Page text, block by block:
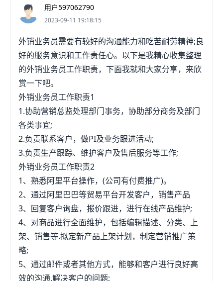
用户597062790
2023-09-11 19:18:15
外销业务员需要有较好的沟通能力和吃苦耐劳精神;良
好的服务意识和工作责任心。以下是我精心收集整理
的外销业务员工作职责，下面我就和大家分享，来欣
赏一下吧。
外销业务员工作职责1
1.协助营销总监处理部门事务，协助部分商务及部门
各类事宜;
2.负责联系客户，做PI及业务跟进活动;
3.负责生产跟踪、维护客户及售后服务等工作;
外销业务员工作职责2
1、熟悉阿里平台操作，(公司有付费推广)。
2、通过阿里巴巴等贸易平台开发客户，销售产品
3、回复客户询盘，报价跟进，进行在线产品维护;
4、对商品进行全面维护，包括编辑描述、分类、上
架、销售等.拟定新产品上架计划，制定营销推广策
略;
5、通过邮件或者其他方式，能够和客户进行良好高
效的沟通,解决客户的问题;